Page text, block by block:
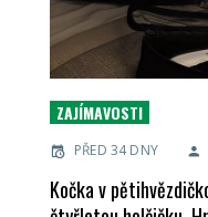
ZAJÍMAVOSTI
PŘED 34 DNY
Kočka v